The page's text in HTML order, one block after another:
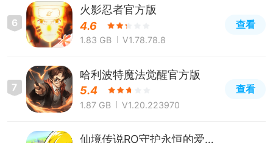
6
火影忍者官方版
4.6
1.83 GB V1.78.78.8
查看
7
哈利波特魔法觉醒官方版
5.4
1.87 GB V1.20.223970
查看
仙境传说RO守护永恒的爱官